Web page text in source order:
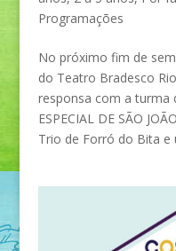
Programações
No próximo fim de
do Teatro Bradesco
responsa com a turma
ESPECIAL DE SÃO
Trio de Forró do Bita e